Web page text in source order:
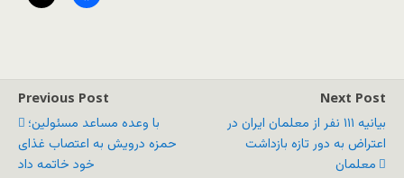
Previous Post
با وعده مساعد مسئولین؛
حمزه درویش به اعتصاب غذای
خود خاتمه داد
Next Post
بیانیه ۱۱۱ نفر از معلمان ایران در
اعتراض به دور تازه بازداشت
معلمان